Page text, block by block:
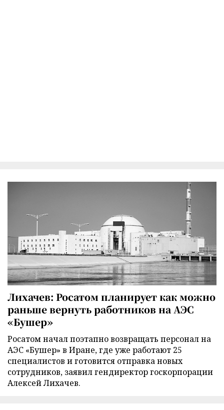
Лихачев: Росатом планирует как можно
раньше вернуть работников на АЭС
«Бушер»
Росатом начал поэтапно возвращать персонал на
АЭС «Бушер» в Иране, где уже работают 25
специалистов и готовится отправка новых
сотрудников, заявил гендиректор госкорпорации
Алексей Лихачев.